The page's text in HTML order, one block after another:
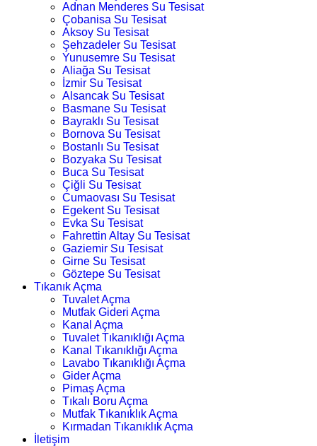
Adnan Menderes Su Tesisat
Çobanisa Su Tesisat
Aksoy Su Tesisat
Şehzadeler Su Tesisat
Yunusemre Su Tesisat
Aliağa Su Tesisat
İzmir Su Tesisat
Alsancak Su Tesisat
Basmane Su Tesisat
Bayraklı Su Tesisat
Bornova Su Tesisat
Bostanlı Su Tesisat
Bozyaka Su Tesisat
Buca Su Tesisat
Çiğli Su Tesisat
Cumaovası Su Tesisat
Egekent Su Tesisat
Evka Su Tesisat
Fahrettin Altay Su Tesisat
Gaziemir Su Tesisat
Girne Su Tesisat
Göztepe Su Tesisat
Tıkanık Açma
Tuvalet Açma
Mutfak Gideri Açma
Kanal Açma
Tuvalet Tıkanıklığı Açma
Kanal Tıkanıklığı Açma
Lavabo Tıkanıklığı Açma
Gider Açma
Pimaş Açma
Tıkalı Boru Açma
Mutfak Tıkanıklık Açma
Kırmadan Tıkanıklık Açma
İletişim